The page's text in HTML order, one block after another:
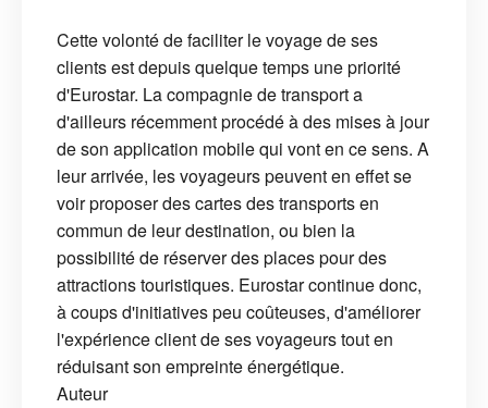
Cette volonté de faciliter le voyage de ses
clients est depuis quelque temps une priorité
d'Eurostar. La compagnie de transport a
d'ailleurs récemment procédé à des mises à jour
de son application mobile qui vont en ce sens. A
leur arrivée, les voyageurs peuvent en effet se
voir proposer des cartes des transports en
commun de leur destination, ou bien la
possibilité de réserver des places pour des
attractions touristiques. Eurostar continue donc,
à coups d'initiatives peu coûteuses, d'améliorer
l'expérience client de ses voyageurs tout en
réduisant son empreinte énergétique.
Auteur